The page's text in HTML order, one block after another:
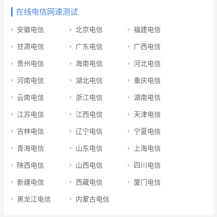
在线电信网速测试
安徽电信 北京电信 福建电信
甘肃电信 广东电信 广西电信
贵州电信 海南电信 河北电信
河南电信 湖北电信 重庆电信
云南电信 浙江电信 湖南电信
江苏电信 江西电信 天津电信
吉林电信 辽宁电信 宁夏电信
青海电信 山东电信 上海电信
陕西电信 山西电信 四川电信
新疆电信 西藏电信 厦门电信
黑龙江电信 内蒙古电信